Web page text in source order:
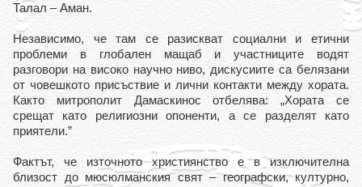
Талал – Аман.
Независимо, че там се разискват социални и етични
проблеми в глобален мащаб и участниците водят
разговори на високо научно ниво, дискусиите са белязани
от човешкото присъствие и лични контакти между хората.
Както митрополит Дамаскинос отбелява: „Хората се
срещат като религиозни опоненти, а се разделят като
приятели.”
Фактът, че източното християнство е в изключителна
близост до мюсюлманския свят – географски, културно,